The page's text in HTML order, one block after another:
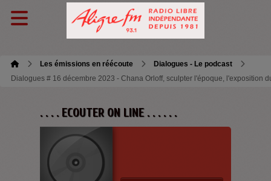
Les émissions en réécoute
Dialogues - Le podcast
Dialogues # 16 décembre 2023 - Chana Orloff, sculpter l'époque, l'exposition
. . . . ECOUTER ON LINE . . . . . .